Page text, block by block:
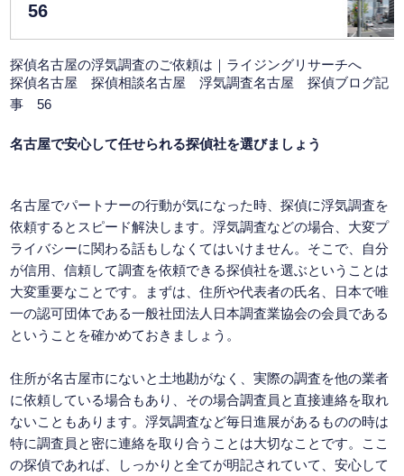
56
探偵名古屋の浮気調査のご依頼は｜ライジングリサーチへ
探偵名古屋 探偵相談名古屋浮気調査名古屋 探偵ブログ記
事 56
名古屋で安心して任せられる探偵社を選びましょう
名古屋でパートナーの行動が気になった時、探偵に浮気調査を
依頼するとスピード解決します。浮気調査などの場合、大変プ
ライバシーに関わる話もしなくてはいけません。そこで、自分
が信用、信頼して調査を依頼できる探偵社を選ぶということは
大変重要なことです。まずは、住所や代表者の氏名、日本で唯
一の認可団体である一般社団法人日本調査業協会の会員である
ということを確かめておきましょう。
住所が名古屋市にないと土地勘がなく、実際の調査を他の業者
に依頼している場合もあり、その場合調査員と直接連絡を取れ
ないこともあります。浮気調査など毎日進展があるものの時は
特に調査員と密に連絡を取り合うことは大切なことです。ここ
の探偵であれば、しっかりと全てが明記されていて、安心して